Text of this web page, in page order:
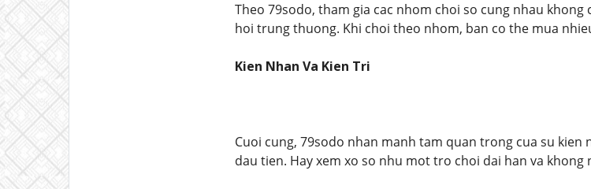
Theo 79sodo, tham gia cac nhom choi so cung nhau
hoi trung thuong. Khi choi theo nhom, ban co the mua
Kien Nhan Va Kien Tri
Cuoi cung, 79sodo nhan manh tam quan trong cua su
dau tien. Hay xem xo so nhu mot tro choi dai han va